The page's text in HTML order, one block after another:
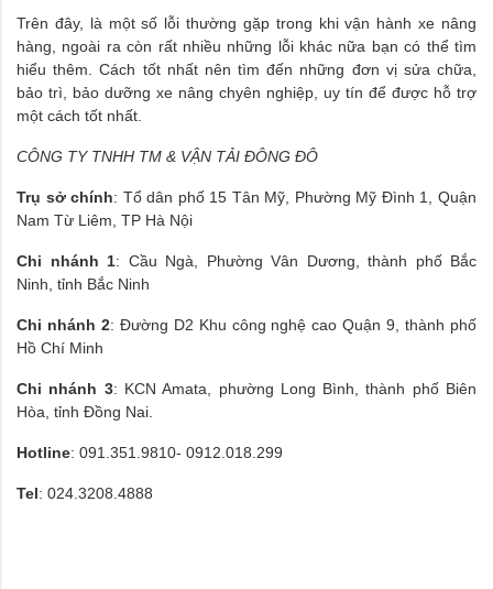
Trên đây, là một số lỗi thường gặp trong khi vận hành xe nâng
hàng, ngoài ra còn rất nhiều những lỗi khác nữa bạn có thể tìm
hiểu thêm. Cách tốt nhất nên tìm đến những đơn vị sửa chữa,
bảo trì, bảo dưỡng xe nâng chyên nghiệp, uy tín để được hỗ trợ
một cách tốt nhất.
CÔNG TY TNHH TM & VẬN TẢI ĐÔNG ĐÔ
Trụ sở chính: Tổ dân phố 15 Tân Mỹ, Phường Mỹ Đình 1, Quận
Nam Từ Liêm, TP Hà Nội
Chi nhánh 1: Cầu Ngà, Phường Vân Dương, thành phố Bắc
Ninh, tỉnh Bắc Ninh
Chi nhánh 2: Đường D2 Khu công nghệ cao Quận 9, thành phố
Hồ Chí Minh
Chi nhánh 3: ​KCN Amata, phường Long Bình, thành phố Biên
Hòa, tỉnh Đồng Nai.
Hotline: 091.351.9810- 0912.018.299
Tel: 024.3208.4888